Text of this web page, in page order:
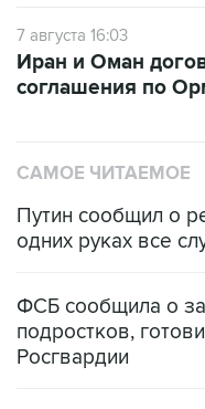
7 августа 16:03
Иран и Оман
соглашения по
САМОЕ ЧИТАЕМОЕ
Путин сообщил о
одних руках все
ФСБ сообщила о
подростков,
Росгвардии